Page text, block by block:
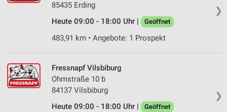
❯
85435 Erding
Heute 09:00 - 18:00 Uhr |
Geöffnet
483,91 km • Angebote: 1 Prospekt
❯
Fressnapf Vilsbiburg
Ohmstraße 10 b
84137 Vilsbiburg
Heute 09:00 - 18:00 Uhr |
Geöffnet